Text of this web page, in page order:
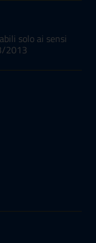
solo ai sensi
2013